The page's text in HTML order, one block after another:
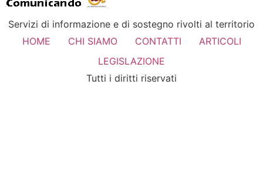
Servizi di informazione e di sostegno rivolti al territorio
HOME
CHI SIAMO CONTATTI
ARTICOLI
LEGISLAZIONE
Tutti i diritti riservati